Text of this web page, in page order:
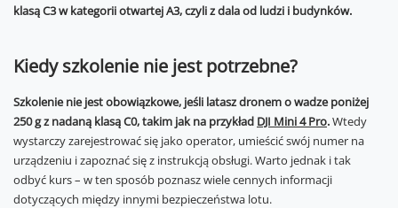
klasą C3 w kategorii otwartej A3, czyli z dala od ludzi i budynków.
Kiedy szkolenie nie jest potrzebne?
Szkolenie nie jest obowiązkowe, jeśli latasz dronem o wadze poniżej
250 g z nadaną klasą C0, takim jak na przykład DJI Mini 4 Pro.Wtedy
wystarczy zarejestrować się jako operator, umieścić swój numer na
urządzeniu i zapoznać się z instrukcją obsługi. Warto jednak i tak
odbyć kurs – w ten sposób poznasz wiele cennych informacji
dotyczących między innymi bezpieczeństwa lotu.